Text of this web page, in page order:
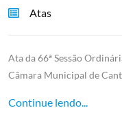
Atas
Ata da 66ª Sessão
Câmara Municipal de
Continue lendo...